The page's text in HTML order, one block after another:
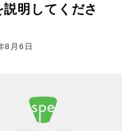
説明してくださ
8月6日